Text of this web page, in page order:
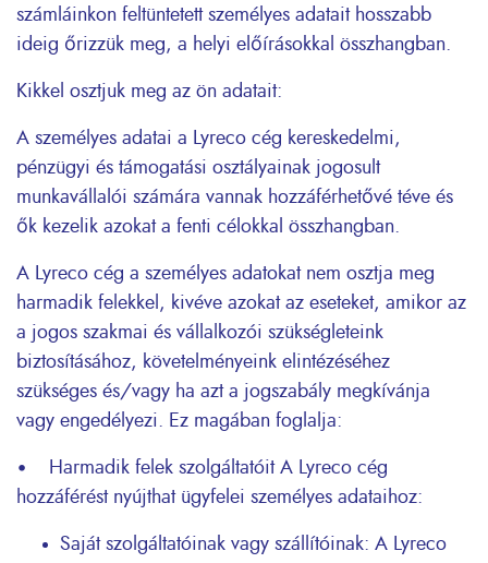
számláinkon feltüntetett személyes adatait hosszabb
ideig őrizzük meg, a helyi előírásokkal összhangban.
Kikkel osztjuk meg az ön adatait:
A személyes adatai a Lyreco cég kereskedelmi,
pénzügyi és támogatási osztályainak jogosult
munkavállalói számára vannak hozzáférhetővé téve és
ők kezelik azokat a fenti célokkal összhangban.
A Lyreco cég a személyes adatokat nem osztja meg
harmadik felekkel, kivéve azokat az eseteket, amikor az
a jogos szakmai és vállalkozói szükségleteink
biztosításához, követelményeink elintézéséhez
szükséges és/vagy ha azt a jogszabály megkívánja
vagy engedélyezi. Ez magában foglalja:
• Harmadik felek szolgáltatóit A Lyreco cég
hozzáférést nyújthat ügyfelei személyes adataihoz:
Saját szolgáltatóinak vagy szállítóinak: A Lyreco